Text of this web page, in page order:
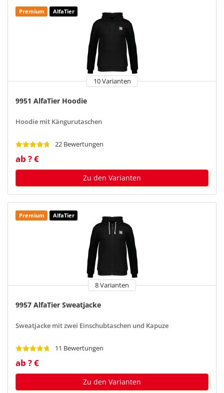
Premium AlfaTier
10 Varianten
9951 AlfaTier Hoodie
Hoodie mit Kängurutaschen
22 Bewertungen
ab ? €
Zu den Varianten
Premium AlfaTier
8 Varianten
9957 AlfaTier Sweatjacke
Sweatjacke mit zwei Einschubtaschen und Kapuze
11 Bewertungen
ab ? €
Zu den Varianten